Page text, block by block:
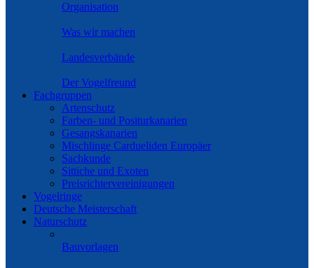
Organisation
Was wir machen
Landesverbände
Der Vogelfreund
Fachgruppen
Artenschutz
Farben- und Positurkanarien
Gesangskanarien
Mischlinge Cardueliden Europäer
Sachkunde
Sittiche und Exoten
Preisrichtervereinigungen
Vogelringe
Deutsche Meisterschaft
Naturschutz
Bauvorlagen